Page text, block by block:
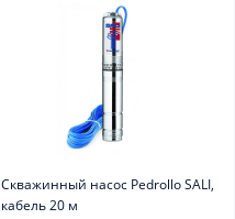
Скважинный насос Pedrollo SALI,
кабель 20 м